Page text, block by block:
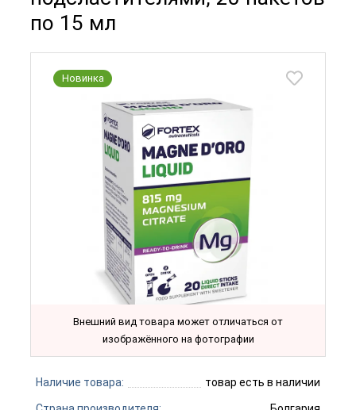
по 15 мл
Новинка
Внешний вид товара может отличаться от
изображённого на фотографии
Наличие товара: товар есть в наличии